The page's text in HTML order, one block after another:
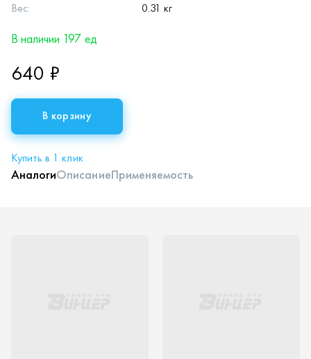
Вес:
0.31 кг
В наличии 197 ед
640 ₽
В корзину
Купить в 1 клик
АналогиОписаниеПрименяемость